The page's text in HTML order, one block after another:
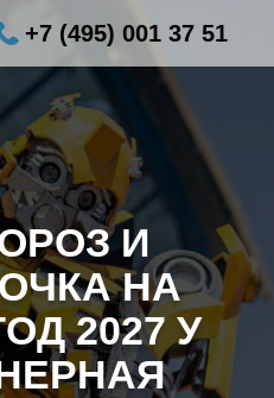
+7 (495) 001 37 51
И
НА
2027 У